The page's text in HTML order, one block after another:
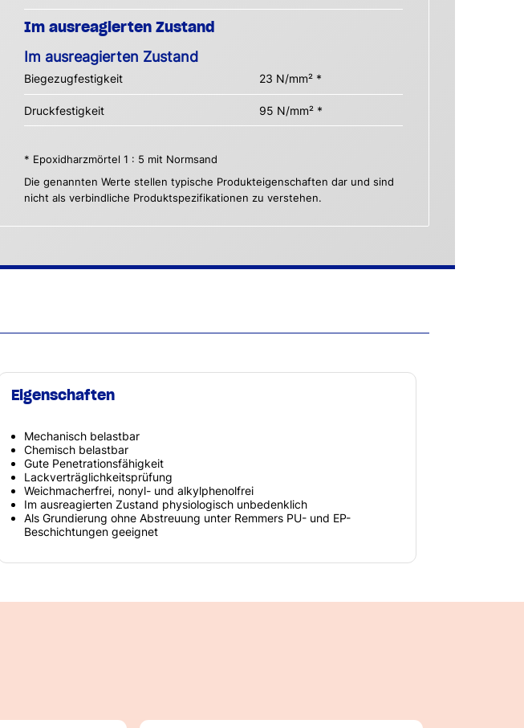
Im ausreagierten Zustand
Im ausreagierten Zustand
Biegezugfestigkeit 23 N/mm² *
Druckfestigkeit 95 N/mm² *
* Epoxidharzmörtel 1 : 5 mit Normsand
Die genannten Werte stellen typische Produkteigenschaften dar und sind
nicht als verbindliche Produktspezifikationen zu verstehen.
Eigenschaften
Mechanisch belastbar
Chemisch belastbar
Gute Penetrationsfähigkeit
Lackverträglichkeitsprüfung
Weichmacherfrei, nonyl- und alkylphenolfrei
Im ausreagierten Zustand physiologisch unbedenklich
Als Grundierung ohne Abstreuung unter Remmers PU- und EP-
Beschichtungen geeignet